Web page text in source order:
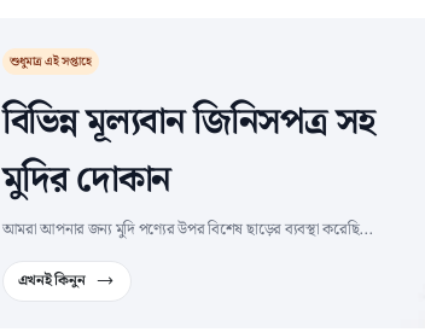
শুধুমাত্র এই সপ্তাহে
বিভিন্ন মূল্যবান জিনিসপত্র সহ
মুদির দোকান
আমরা আপনার জন্য মুদি পণ্যের উপর বিশেষ ছাড়ের ব্যবস্থা করেছি...
এখনই কিনুন